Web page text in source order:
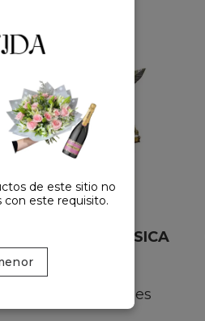
FUNEBRE CLASICA
174 opiniones
de este sitio no
con este requisito.